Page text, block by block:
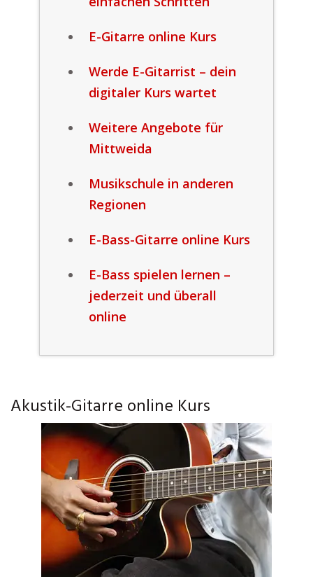
E-Gitarre online Kurs
Werde E-Gitarrist – dein
digitaler Kurs wartet
Weitere Angebote für
Mittweida
Musikschule in anderen
Regionen
E-Bass-Gitarre online Kurs
E-Bass spielen lernen –
jederzeit und überall
online
Akustik-Gitarre online Kurs